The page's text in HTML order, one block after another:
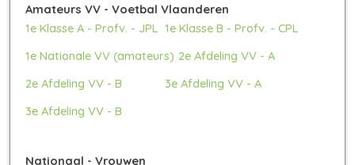
Amateurs VV - Voetbal Vlaanderen
1e Klasse A - Profv. - JPL 1e Klasse B - Profv. - CPL
1e Nationale VV (amateurs) 2e Afdeling VV - A
2e Afdeling VV - B
3e Afdeling VV - A
3e Afdeling VV - B
Nationaal - Vrouwen